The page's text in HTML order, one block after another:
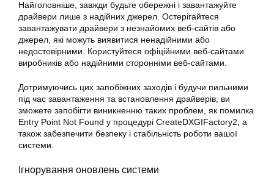
Найголовніше, завжди будьте обережні і завантажуйте
драйвери лише з надійних джерел. Остерігайтеся
завантажувати драйвери з незнайомих веб-сайтів або
джерел, які можуть виявитися ненадійними або
недостовірними. Користуйтеся офіційними веб-сайтами
виробників або надійними сторонніми веб-сайтами.
Дотримуючись цих запобіжних заходів і будучи пильними
під час завантаження та встановлення драйверів, ви
зможете запобігти виникненню таких проблем, як помилка
Entry Point Not Found у процедурі CreateDXGIFactory2, а
також забезпечити безпеку і стабільність роботи вашої
системи.
Ігнорування оновлень системи